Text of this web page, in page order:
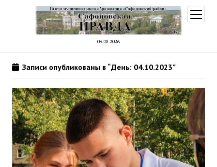
09.08.2026
меню
Записи опубликованы в “День: 04.10.2023”